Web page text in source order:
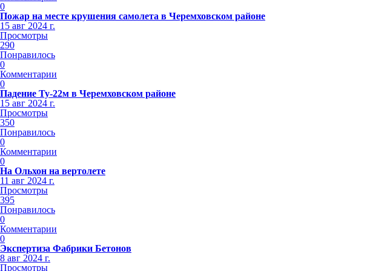
0
Пожар на месте крушения самолета в Черемховском районе
15 авг 2024 г.
Просмотры
290
Понравилось
0
Комментарии
0
Падение Ту-22м в Черемховском районе
15 авг 2024 г.
Просмотры
350
Понравилось
0
Комментарии
0
На Ольхон на вертолете
11 авг 2024 г.
Просмотры
395
Понравилось
0
Комментарии
0
Экспертиза Фабрики Бетонов
8 авг 2024 г.
Просмотры